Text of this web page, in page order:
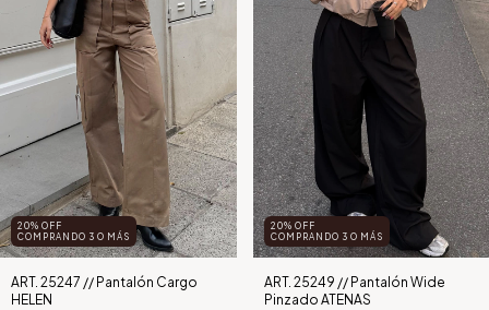
20% OFF
COMPRANDO 3 O MÁS
ART. 25247 // Pantalón Cargo
HELEN
20% OFF
COMPRANDO 3 O MÁS
ART. 25249 // Pantalón Wide
Pinzado ATENAS